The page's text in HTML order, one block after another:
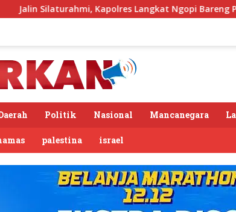
Kapolres Langkat Ngopi Bareng Pengemudi Ojol di
Politik Nasional Mancanegara
palestina israel